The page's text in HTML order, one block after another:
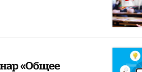
«Общее